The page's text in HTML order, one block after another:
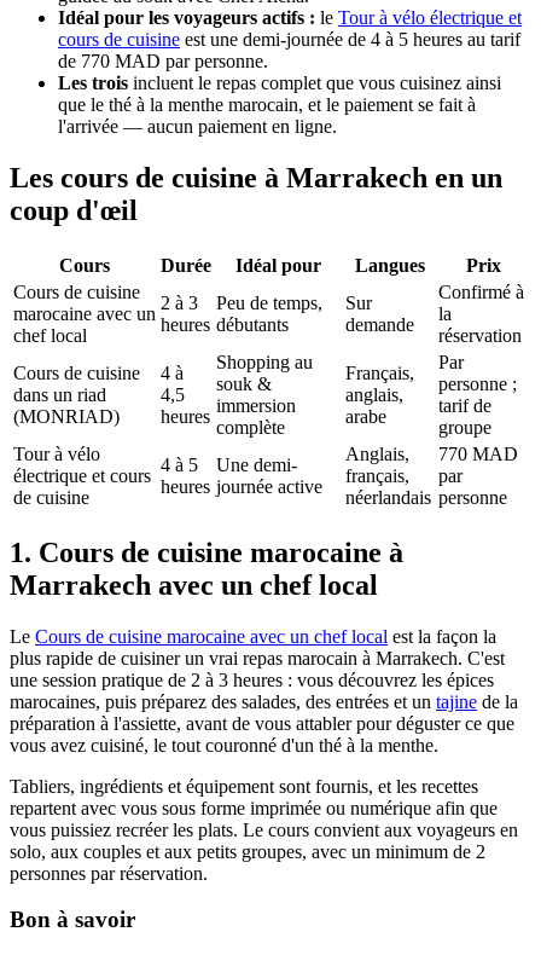
Idéal pour les voyageurs actifs : le Tour à vélo électrique et
cours de cuisine est une demi-journée de 4 à 5 heures au tarif
de 770 MAD par personne.
Les trois incluent le repas complet que vous cuisinez ainsi
que le thé à la menthe marocain, et le paiement se fait à
l'arrivée — aucun paiement en ligne.
Les cours de cuisine à Marrakech en un
coup d'œil
Cours Durée Idéal pour Langues
Prix
Cours de cuisine
marocaine avec un
chef local
2 à 3
heures
Peu de temps,
débutants
Sur
demande
Confirmé à
la
réservation
Cours de cuisine
dans un riad
(MONRIAD)
4 à
4,5
heures
Shopping au
souk &
immersion
complète
Français,
anglais,
arabe
Par
personne ;
tarif de
groupe
Tour à vélo
électrique et cours
de cuisine
4 à 5
heures
Une demi-
journée active
Anglais,
français,
néerlandais
770 MAD
par
personne
1. Cours de cuisine marocaine à
Marrakech avec un chef local
Le Cours de cuisine marocaine avec un chef local est la façon la
plus rapide de cuisiner un vrai repas marocain à Marrakech. C'est
une session pratique de 2 à 3 heures : vous découvrez les épices
marocaines, puis préparez des salades, des entrées et un tajine de la
préparation à l'assiette, avant de vous attabler pour déguster ce que
vous avez cuisiné, le tout couronné d'un thé à la menthe.
Tabliers, ingrédients et équipement sont fournis, et les recettes
repartent avec vous sous forme imprimée ou numérique afin que
vous puissiez recréer les plats. Le cours convient aux voyageurs en
solo, aux couples et aux petits groupes, avec un minimum de 2
personnes par réservation.
Bon à savoir